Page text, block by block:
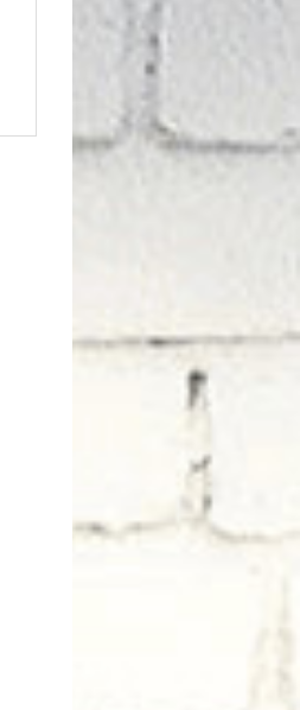
D150 вытяжная АБС с
фланцем D125 12РКС
Подробнее